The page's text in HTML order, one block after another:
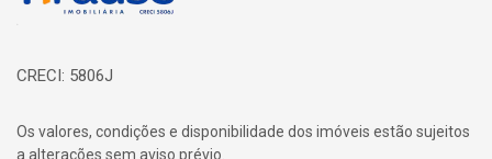
CRECI: 5806J
Os valores, condições e disponibilidade dos imóveis estão sujeitos
a alterações sem aviso prévio.